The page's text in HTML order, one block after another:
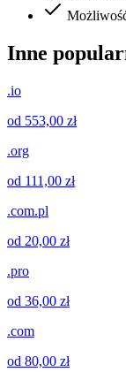
Inne
.io
od 553,00 zł
.org
od 111,00 zł
.com.pl
od 20,00 zł
.pro
od 36,00 zł
.com
od 80,00 zł